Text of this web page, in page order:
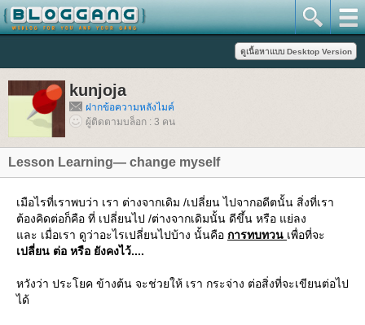
kunjoja
ฝากข้อความหลังไมค์
ผู้ติดตามบล็อก : 3 คน
Lesson Learning— change myself
เมือไรที่เราพบว่า เรา ต่างจากเดิม /เปลี่ยน ไปจากอดีตนั้น สิ่งที่เรา
ต้องคิดต่อก็คือ ที่ เปลี่ยนไป /ต่างจากเดิมนั้น ดีขึ้น หรือ แย่ลง
ละ เมื่อเรา ดูว่าอะไรเปลี่ยนไปบ้าง นั้นคือ การทบทวน เพื่อที่จะ
เปลี่ยน ต่อ หรือ ยังคงไว้....
หวังว่า ประโยค ข้างต้น จะช่วยให้ เรา กระจ่าง ต่อสิ่งที่จะเขียนต่อไป
ได้